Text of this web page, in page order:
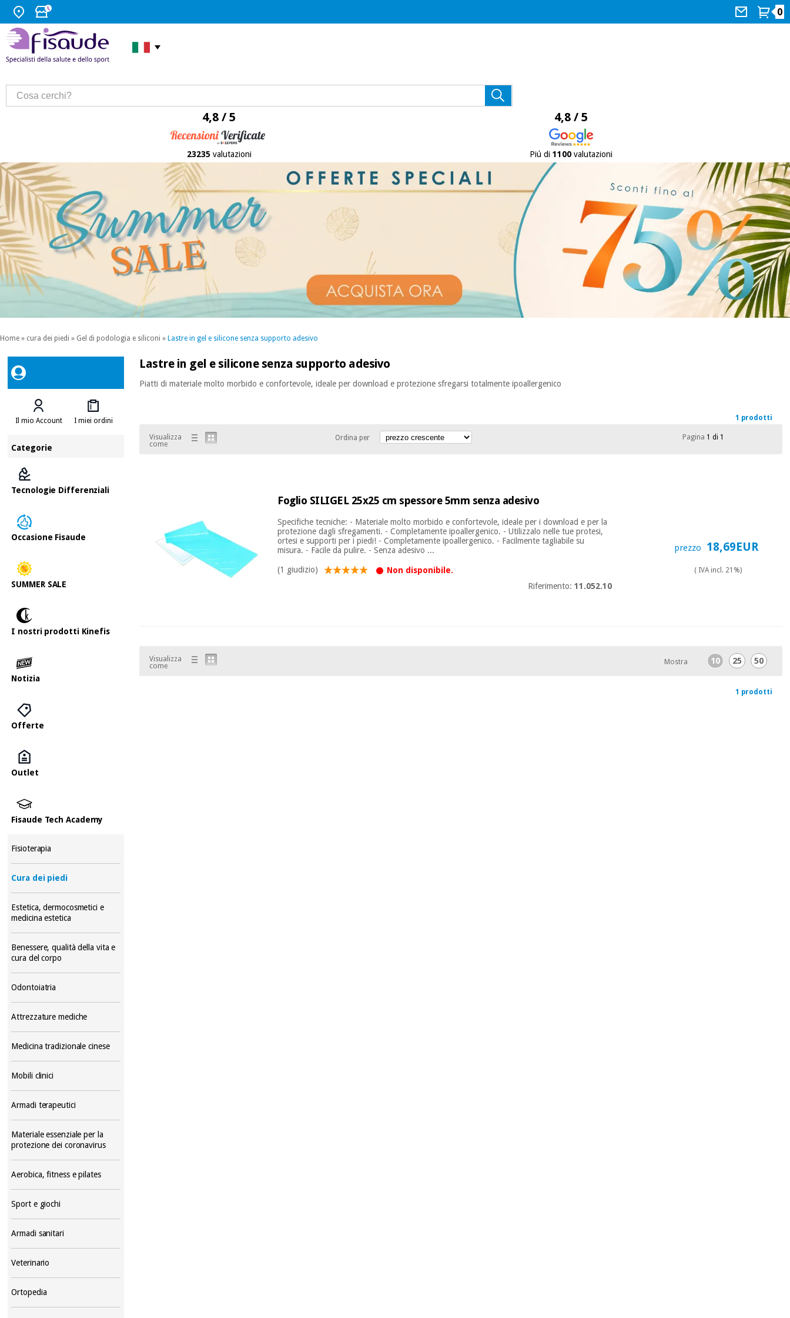
0
4,8 / 5
23235 valutazioni
4,8 / 5
Piú di 1100valutazioni
Home » cura dei piedi » Gel di podologia e siliconi » Lastre in gel e silicone senza supporto adesivo
Il mio Account I miei ordini
Categorie
Tecnologie Differenziali
Occasione Fisaude
SUMMER SALE
I nostri prodotti Kinefis
Notizia
Offerte
Outlet
Fisaude Tech Academy
Fisioterapia
Cura dei piedi
Estetica, dermocosmetici e
medicina estetica
Benessere, qualità della vita e
cura del corpo
Odontoiatria
Attrezzature mediche
Medicina tradizionale cinese
Mobili clinici
Armadi terapeutici
Materiale essenziale per la
protezione dei coronavirus
Aerobica, fitness e pilates
Sport e giochi
Armadi sanitari
Veterinario
Ortopedia
Lastre in gel e silicone senza supporto adesivo
Piatti di materiale molto morbido e confortevole, ideale per download e protezione sfregarsi totalmente ipoallergenico
1 prodotti
Visualizza
come
Ordina per Pagina 1 di 1
Foglio SILIGEL 25x25 cm spessore 5mm senza adesivo
Specifiche tecniche: - Materiale molto morbido e confortevole, ideale per i download e per la
protezione dagli sfregamenti. - Completamente ipoallergenico. - Utilizzalo nelle tue protesi,
ortesi e supporti per i piedi! - Completamente ipoallergenico. - Facilmente tagliabile su
misura. - Facile da pulire. - Senza adesivo ...
(1 giudizio)
Non disponibile.
Riferimento: 11.052.10
prezzo 18,69EUR
( IVA incl. 21%)
Visualizza
come
Mostra 10 25 50
1 prodotti